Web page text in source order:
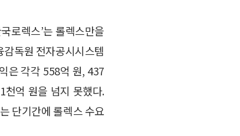
로렉스’는 롤렉스만을
감독원 전자공시시스템
은 각각 558억 원, 437
천억 원을 넘지 못했다.
단기간에 롤렉스 수요